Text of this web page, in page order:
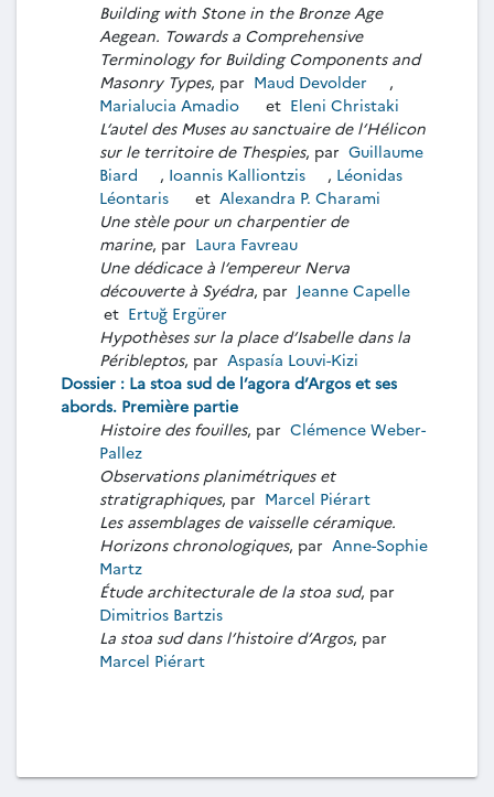
Building with Stone in the Bronze Age
Aegean. Towards a Comprehensive
Terminology for Building Components and
Masonry Types, par Maud Devolder
,
Marialucia Amadio
et Eleni Christaki
L’autel des Muses au sanctuaire de l’Hélicon
sur le territoire de Thespies, par Guillaume
Biard
, Ioannis Kalliontzis , Léonidas
Léontaris
et Alexandra P. Charami
Une stèle pour un charpentier de
marine, par Laura Favreau
Une dédicace à l’empereur Nerva
découverte à Syédra, par Jeanne Capelle
et Ertuğ Ergürer
Hypothèses sur la place d’Isabelle dans la
Péribleptos, par Aspasía Louvi-Kizi
Dossier : La stoa sud de l’agora d’Argos et ses
abords. Première partie
Histoire des fouilles, par Clémence Weber-
Pallez
Observations planimétriques et
stratigraphiques, par Marcel Piérart
Les assemblages de vaisselle céramique.
Horizons chronologiques, par Anne-Sophie
Martz
Étude architecturale de la stoa sud, par
Dimitrios Bartzis
La stoa sud dans l’histoire d’Argos, par
Marcel Piérart